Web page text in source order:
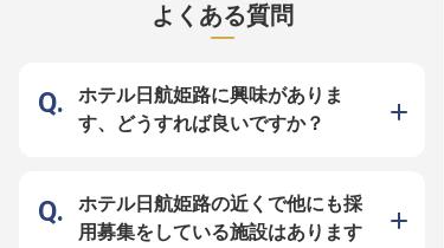
成長を目指しましょう。 ※2025年
滞在を彩るあなたの笑顔が、旅の素
敵な思い出になります！「ありがと
う」の言葉をいただける喜びを日々
す】 未経験からでも安心してスタ
ートできる環境をご用意していま
す！先輩スタッフが丁寧に指導する
ので、ホスピタリティの心と一流の
も大きく向上します！ シフト制な
ので、自分のライフスタイルに合わ
せた働き方も可能です！ホテル業界
でのキャリアを築きたい方、おもて
を広げ
種研修
技を磨く
よくある質問
ホテル日航姫路に興味がありま
す、どうすれば良いですか？
ホテル日航姫路の近くで他にも採
用募集をしている施設はあります